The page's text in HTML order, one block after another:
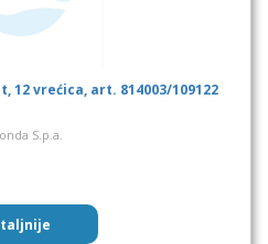
vrećica, art. 814003/109122
S.p.a.